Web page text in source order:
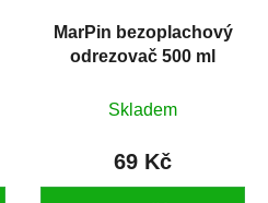
MarPin bezoplachový
odrezovač 500 ml
Skladem
69 Kč